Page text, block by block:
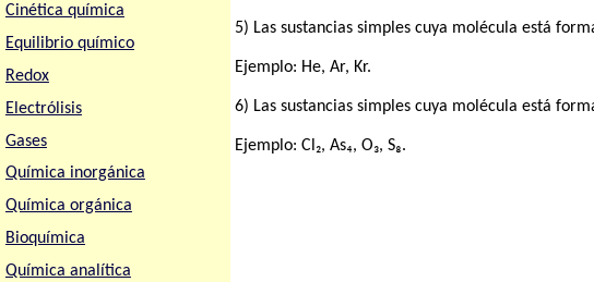
Cinética química
Equilibrio químico
Redox
Electrólisis
Gases
Química inorgánica
Química orgánica
Bioquímica
Química analítica
5) Las sustancias simples cuya molécula está
Ejemplo: He, Ar, Kr.
6) Las sustancias simples cuya molécula está
Ejemplo: Cl₂, As₄, O₃, S₈.